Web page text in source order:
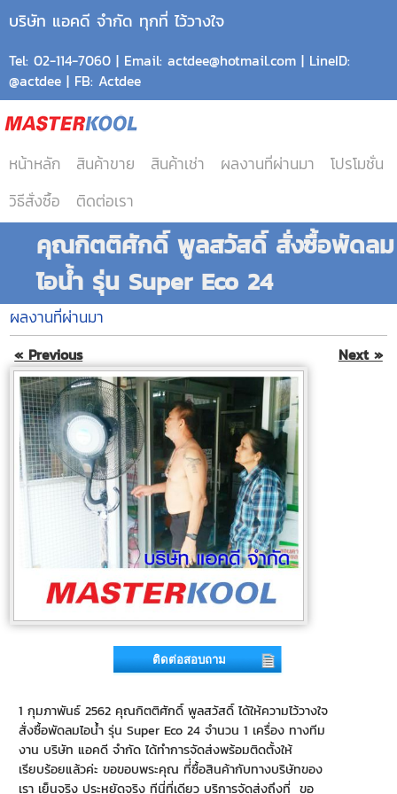
บริษัท แอคดี จำกัด ทุกที่ ไว้วางใจ
Tel: 02-114-7060 | Email: actdee@hotmail.com | LineID:
@actdee | FB: Actdee
หน้าหลัก สินค้าขาย สินค้าเช่า ผลงานที่ผ่านมา
โปรโมชั่น
วิธีสั่งซื้อ
ติดต่อเรา
คุณกิตติศักดิ์ พูลสวัสดิ์ สั่งซื้อพัดลม
ไอน้ำ รุ่น Super Eco 24
ผลงานที่ผ่านมา
« Previous Next »
1 กุมภาพันธ์ 2562 คุณกิตติศักดิ์ พูลสวัสดิ์ ได้ให้ความไว้วางใจ
สั่งซื้อพัดลมไอน้ำ รุ่น Super Eco 24 จำนวน 1 เครื่อง ทางทีม
งาน บริษัท แอคดี จำกัด ได้ทำการจัดส่งพร้อมติดตั้งให้
เรียบร้อยแล้วค่ะ ขอขอบพระคุณ ที่่ซื้อสินค้ากับทางบริษัทของ
เรา เย็นจริง ประหยัดจริง ทีนี่ที่เดียว บริการจัดส่งถึงที่ ขอ